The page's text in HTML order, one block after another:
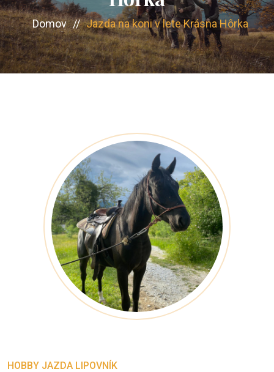
Domov // Jazda na koni v lete Krásna Hôrka
HOBBY JAZDA LIPOVNÍK